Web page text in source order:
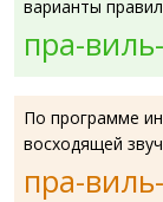
варианты
пра-
По программе
восходящей
пра-